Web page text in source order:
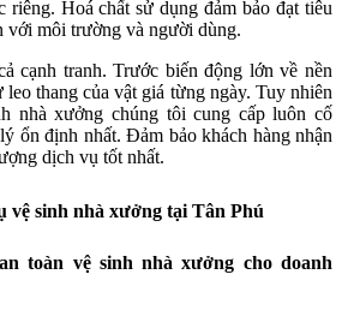
Hoá chất sử dụng đảm bảo đạt tiêu
với môi trường và người dùng.
cạnh tranh. Trước biến động lớn về nền
thang của vật giá từng ngày. Tuy nhiên
nhà xưởng chúng tôi cung cấp luôn cố
ổn định nhất. Đảm bảo khách hàng nhận
dịch vụ tốt nhất.
vệ sinh nhà xưởng tại Tân Phú
toàn vệ sinh nhà xưởng cho doanh